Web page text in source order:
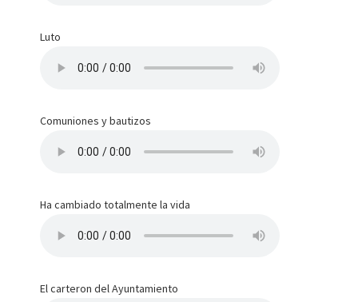
Luto
Comuniones y bautizos
Ha cambiado totalmente la vida
El carteron del Ayuntamiento